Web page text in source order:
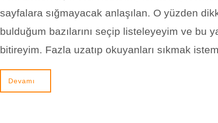
sayfalara sığmayacak anlaşılan. O yüzden
bulduğum bazılarını seçip listeleyeyim ve bu
bitireyim. Fazla uzatıp okuyanları sıkmak
Devamı